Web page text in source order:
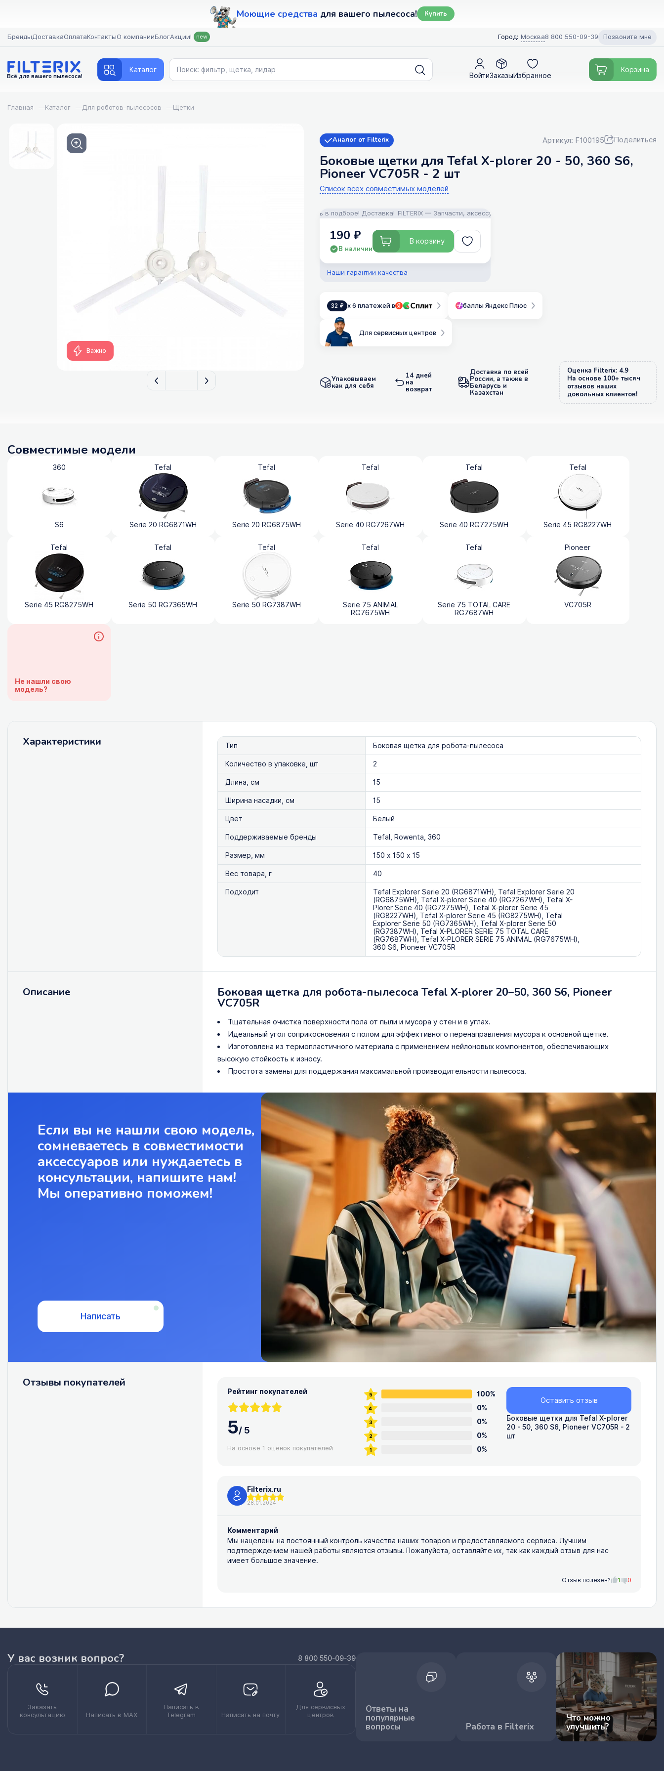
Моющие средства для вашего пылесоса! Купить
БрендыДоставкаОплатаКонтактыО компанииБлогАкции! new Город: Москва8 800 550-09-39 Позвоните мне
Всё для вашего пылесоса!
Каталог
ВойтиЗаказыИзбранное
Корзина
Главная —Каталог —Для роботов-пылесосов —Щетки
Важно
Аналог от Filterix Артикул: F100195 Поделиться
Боковые щетки для Tefal X-plorer 20 - 50, 360 S6,
Pioneer VC705R - 2 шт
Список всех совместимых моделей
FILTERIX — Запчасти, аксессуары и моющие средства для пылесосов! Помощь в подборе! Доставка! FILTERIX — Запчасти, аксессуары и моющие средства для пылесосов! Помощь в
190 ₽
В наличии
В корзину
Наши гарантии качества
32 ₽ x 6 платежей в баллы Яндекс Плюс
Для сервисных центров
Упаковываем
как для себя
14 дней
на
возврат
Доставка по всей
России, а также в
Беларусь и
Казахстан
Оценка Filterix: 4.9
На основе 100+ тысяч
отзывов наших
довольных клиентов!
Совместимые модели
360
S6
Tefal
Serie 20 RG6871WH
Tefal
Serie 20 RG6875WH
Tefal
Serie 40 RG7267WH
Tefal
Serie 40 RG7275WH
Tefal
Serie 45 RG8227WH
Tefal
Serie 45 RG8275WH
Tefal
Serie 50 RG7365WH
Tefal
Serie 50 RG7387WH
Tefal
Serie 75 ANIMAL
RG7675WH
Tefal
Serie 75 TOTAL CARE
RG7687WH
Pioneer
VC705R
Не нашли свою
модель?
Характеристики Тип
Боковая щетка для робота-пылесоса
Количество в упаковке, шт
2
Длина, см
15
Ширина насадки, см
15
Цвет
Белый
Поддерживаемые бренды
Tefal, Rowenta, 360
Размер, мм
150 х 150 х 15
Вес товара, г
40
Подходит
Tefal Explorer Serie 20 (RG6871WH), Tefal Explorer Serie 20
(RG6875WH), Tefal X-plorer Serie 40 (RG7267WH), Tefal X-
Plorer Serie 40 (RG7275WH), Tefal X-plorer Serie 45
(RG8227WH), Tefal X-plorer Serie 45 (RG8275WH), Tefal
Explorer Serie 50 (RG7365WH), Tefal X-plorer Serie 50
(RG7387WH), Tefal X-PLORER SERIE 75 TOTAL CARE
(RG7687WH), Tefal X-PLORER SERIE 75 ANIMAL (RG7675WH),
360 S6, Pioneer VC705R
Описание Боковая щетка для робота-пылесоса Tefal X-plorer 20–50, 360 S6, Pioneer
VC705R
Тщательная очистка поверхности пола от пыли и мусора у стен и в углах.
Идеальный угол соприкосновения с полом для эффективного перенаправления мусора к основной щетке.
Изготовлена из термопластичного материала с применением нейлоновых компонентов, обеспечивающих
высокую стойкость к износу.
Простота замены для поддержания максимальной производительности пылесоса.
Если вы не нашли свою модель,
сомневаетесь в совместимости
аксессуаров или нуждаетесь в
консультации, напишите нам!
Мы оперативно поможем!
Написать
Отзывы покупателей
Рейтинг покупателей
5/5
На основе 1 оценок покупателей
100%
0%
0%
0%
0%
Боковые щетки для Tefal X-plorer
20 - 50, 360 S6, Pioneer VC705R - 2
шт
Оставить отзыв
Filterix.ru
28.01.2024
Комментарий
Мы нацелены на постоянный контроль качества наших товаров и предоставляемого сервиса. Лучшим
подтверждением нашей работы являются отзывы. Пожалуйста, оставляйте их, так как каждый отзыв для нас
имеет большое значение.
Отзыв полезен? 1 0
У вас возник вопрос? 8 800 550-09-39
Заказать
консультацию
Написать в MAX
Написать в
Telegram
Написать на почту
Для сервисных
центров
Ответы на
популярные
вопросы Работа в Filterix
Что можно
улучшить?